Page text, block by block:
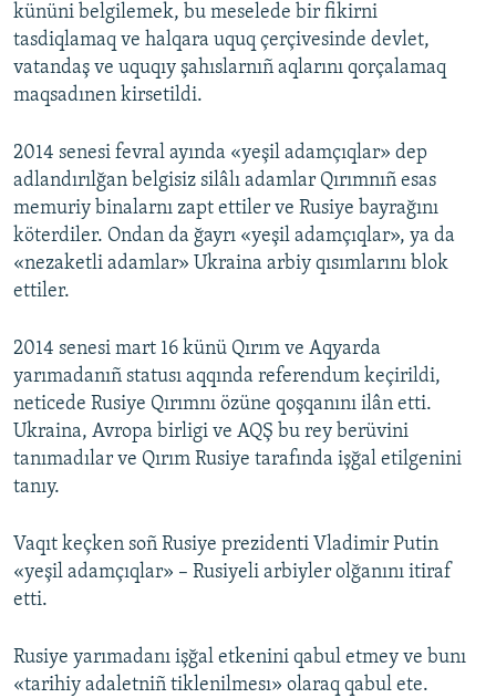
kününi belgilemek, bu meselede bir fikirni
tasdiqlamaq ve halqara uquq çerçivesinde devlet,
vatandaş ve uquqıy şahıslarnıñ aqlarını qorçalamaq
maqsadınen kirsetildi.
2014 senesi fevral ayında «yeşil adamçıqlar» dep
adlandırılğan belgisiz silâlı adamlar Qırımnıñ esas
memuriy binalarnı zapt ettiler ve Rusiye bayrağını
köterdiler. Ondan da ğayrı «yeşil adamçıqlar», ya da
«nezaketli adamlar» Ukraina arbiy qısımlarını blok
ettiler.
2014 senesi mart 16 künü Qırım ve Aqyarda
yarımadanıñ statusı aqqında referendum keçirildi,
neticede Rusiye Qırımnı özüne qoşqanını ilân etti.
Ukraina, Avropa birligi ve AQŞ bu rey berüvini
tanımadılar ve Qırım Rusiye tarafında işğal etilgenini
tanıy.
Vaqıt keçken soñ Rusiye prezidenti Vladimir Putin
«yeşil adamçıqlar» – Rusiyeli arbiyler olğanını itiraf
etti.
Rusiye yarımadanı işğal etkenini qabul etmey ve bunı
«tarihiy adaletniñ tiklenilmesı» olaraq qabul ete.